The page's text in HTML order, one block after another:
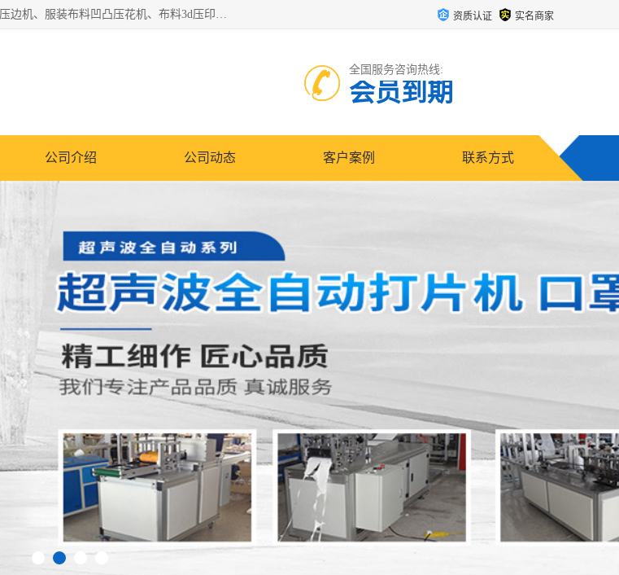
常州联宇机电自动化科技有限公司主营产品：pvc塑料焊机、高频热合机、软膜天花压边机、服装布料凹凸压花机、布料3d压印设备、服装植胶设备、超声波布料花边机、无纺布热合机、全自动压花机。 资质认证 实名商家
全国服务咨询热线:
会员到期
公司介绍 公司动态 客户案例 联系方式